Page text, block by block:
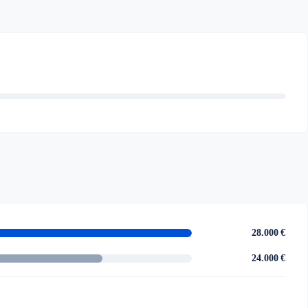
28.000 €
24.000 €